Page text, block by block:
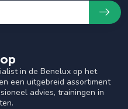
in de Benelux op het
een uitgebreid assortiment
advies, trainingen in